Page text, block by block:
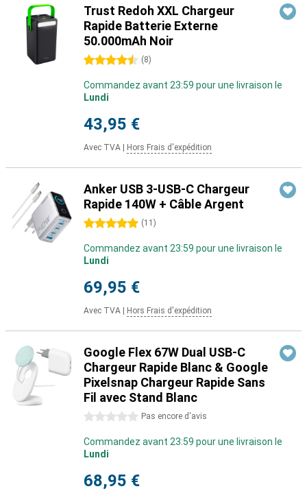
Trust Redoh XXL Chargeur
Rapide Batterie Externe
50.000mAh Noir
4.5 étoiles (8)
Commandez avant 23:59 pour une livraison le
Lundi
43,95 €
Avec TVA Hors Frais d'expédition
Anker USB 3-USB-C Chargeur
Rapide 140W + Câble Argent
5 étoiles (11 )
Commandez avant 23:59 pour une livraison le
Lundi
69,95 €
Avec TVA Hors Frais d'expédition
Google Flex 67W Dual USB-C
Chargeur Rapide Blanc & Google
Pixelsnap Chargeur Rapide Sans
Fil avec Stand Blanc
0 étoiles Pas encore d'avis
Commandez avant 23:59 pour une livraison le
Lundi
68,95 €